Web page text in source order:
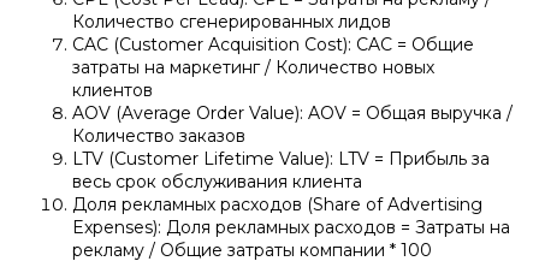
Количество сгенерированных лидов
CAC (Customer Acquisition Cost): CAC = Общие
затраты на маркетинг / Количество новых
клиентов
AOV (Average Order Value): AOV = Общая выручка /
Количество заказов
LTV (Customer Lifetime Value): LTV = Прибыль за
весь срок обслуживания клиента
Доля рекламных расходов (Share of Advertising
Expenses): Доля рекламных расходов = Затраты на
рекламу / Общие затраты компании * 100